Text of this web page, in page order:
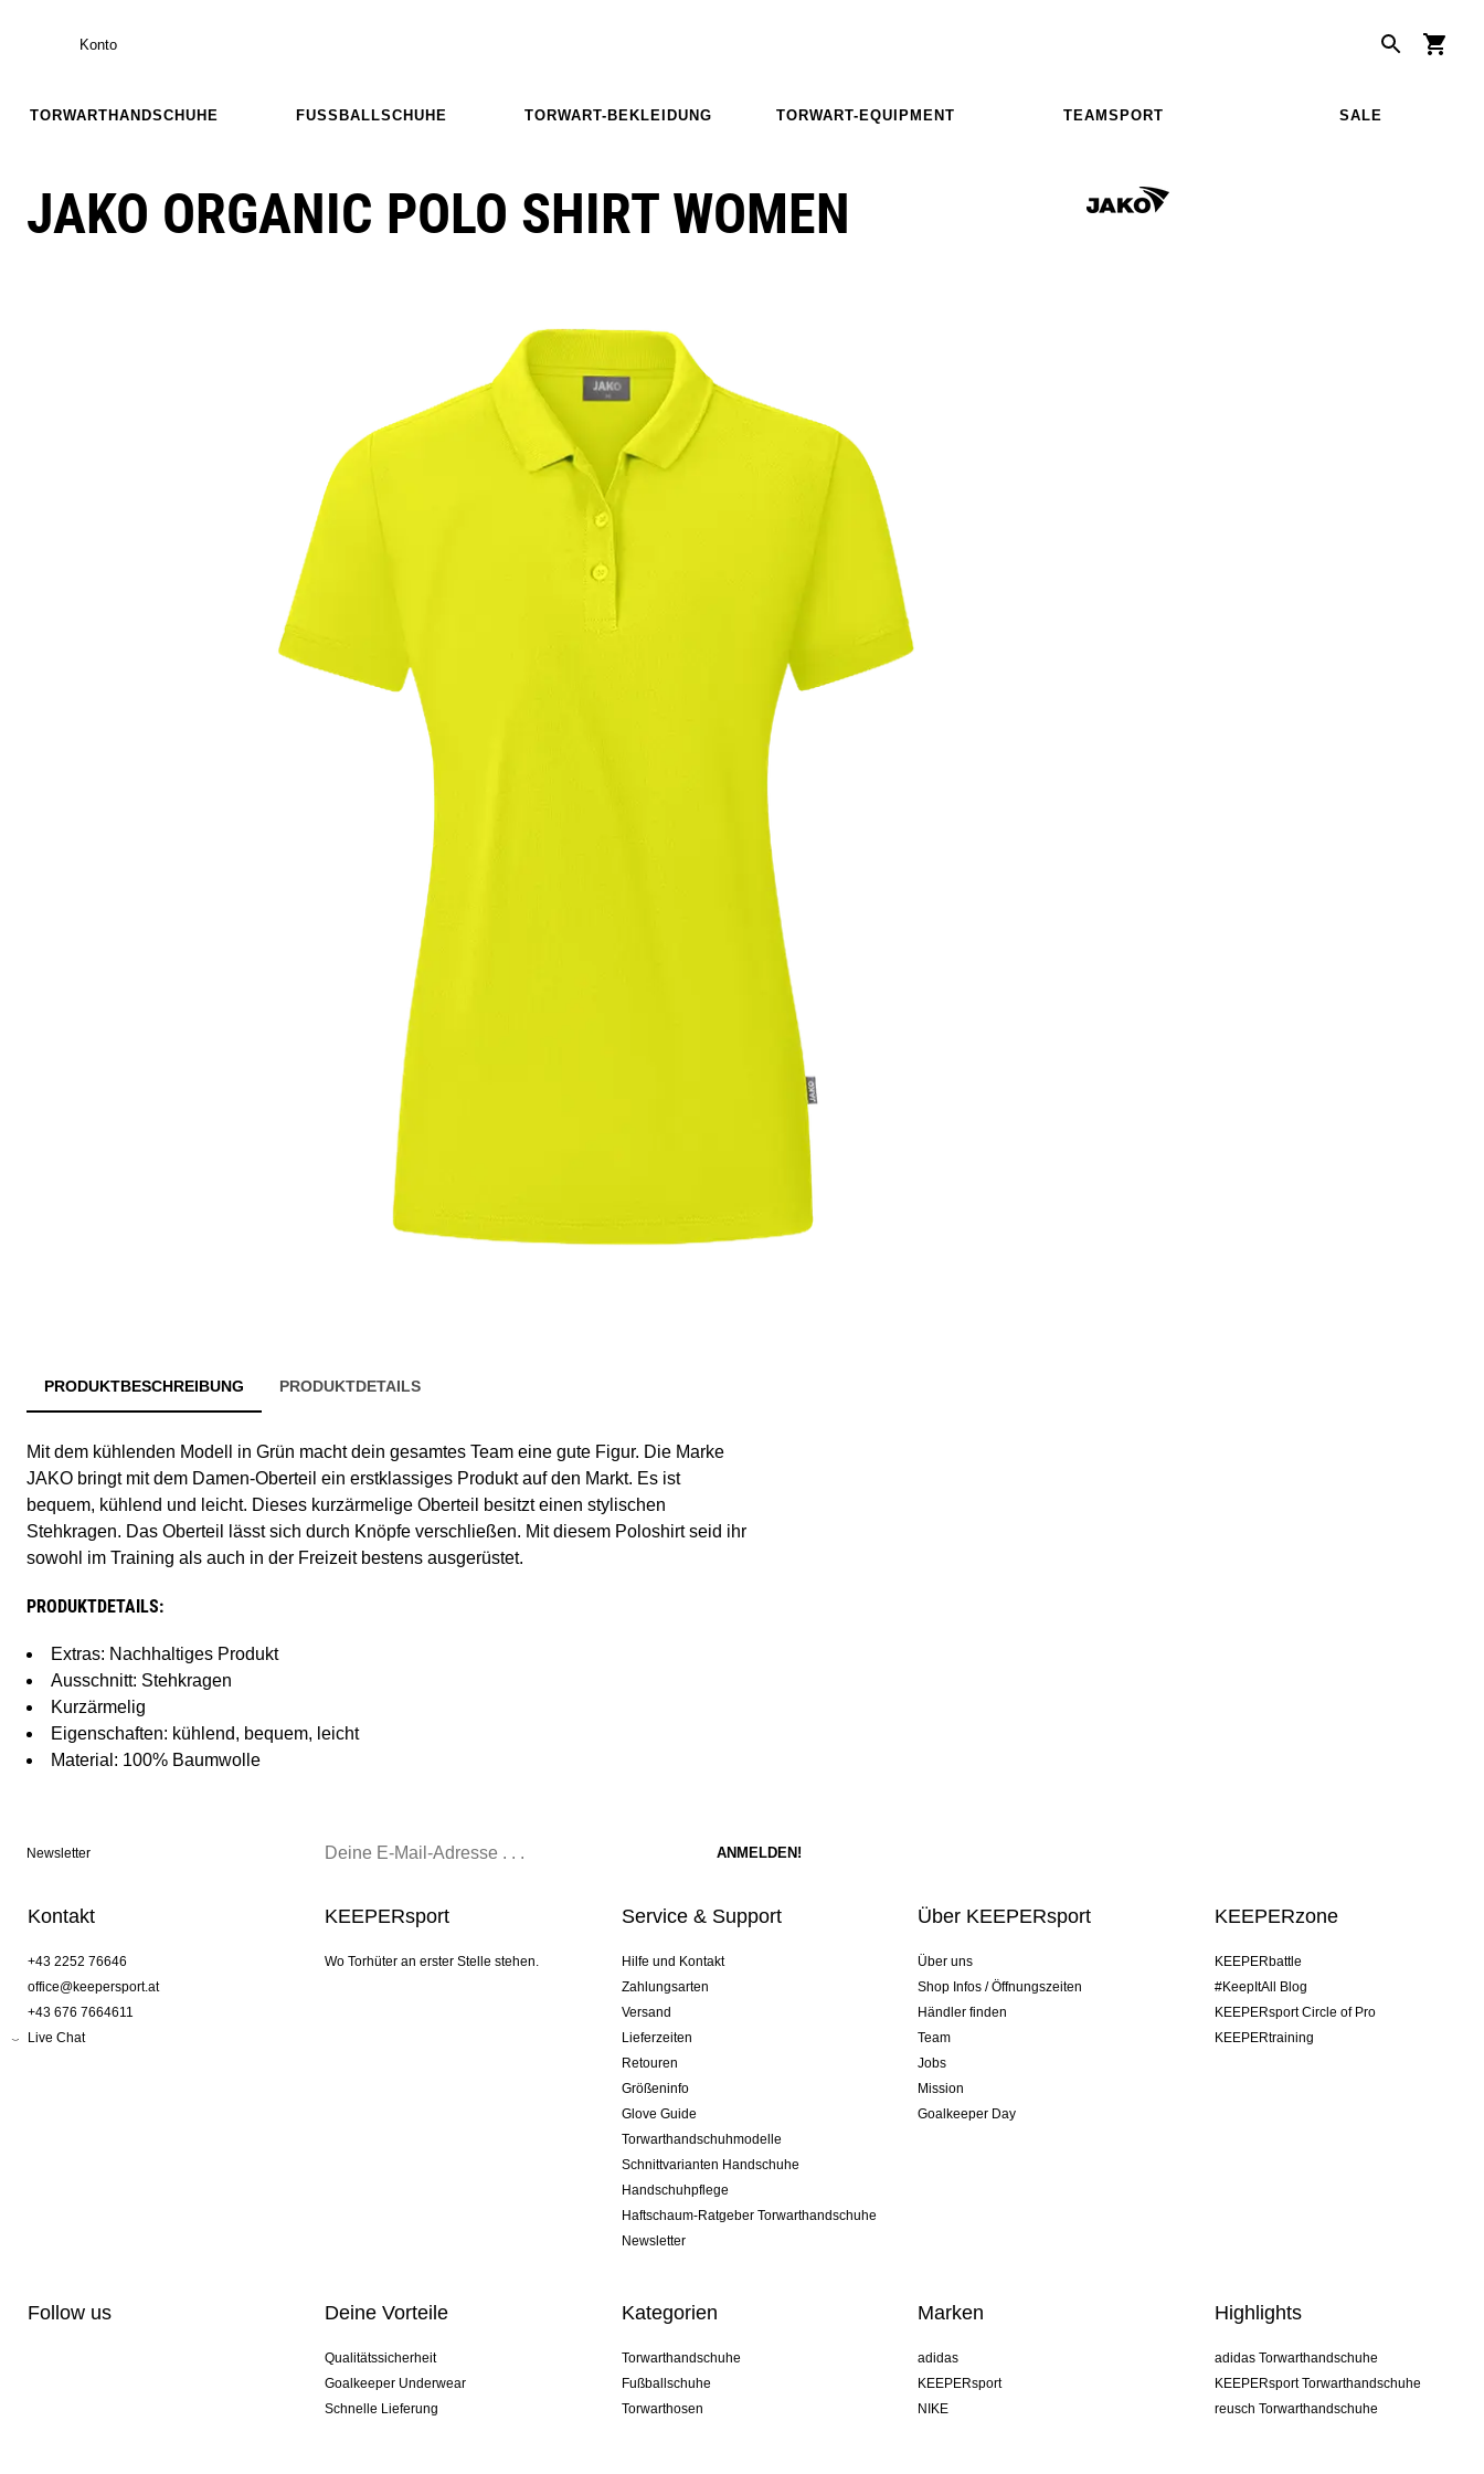
Konto
TORWARTHANDSCHUHE FUSSBALLSCHUHE TORWART-BEKLEIDUNG TORWART-EQUIPMENT TEAMSPORT SALE
JAKO ORGANIC POLO SHIRT WOMEN
PRODUKTBESCHREIBUNG PRODUKTDETAILS
Mit dem kühlenden Modell in Grün macht dein gesamtes Team eine gute Figur. Die Marke
JAKO bringt mit dem Damen-Oberteil ein erstklassiges Produkt auf den Markt. Es ist
bequem, kühlend und leicht. Dieses kurzärmelige Oberteil besitzt einen stylischen
Stehkragen. Das Oberteil lässt sich durch Knöpfe verschließen. Mit diesem Poloshirt seid ihr
sowohl im Training als auch in der Freizeit bestens ausgerüstet.
PRODUKTDETAILS:
Extras: Nachhaltiges Produkt
Ausschnitt: Stehkragen
Kurzärmelig
Eigenschaften: kühlend, bequem, leicht
Material: 100% Baumwolle
Newsletter
Kontakt
+43 2252 76646
office@keepersport.at
+43 676 7664611
Live Chat
KEEPERsport
Wo Torhüter an erster Stelle stehen.
Service & Support
Hilfe und Kontakt
Zahlungsarten
Versand
Lieferzeiten
Retouren
Größeninfo
Glove Guide
Torwarthandschuhmodelle
Schnittvarianten Handschuhe
Handschuhpflege
Haftschaum-Ratgeber Torwarthandschuhe
Newsletter
Über KEEPERsport
Über uns
Shop Infos / Öffnungszeiten
Händler finden
Team
Jobs
Mission
Goalkeeper Day
KEEPERzone
KEEPERbattle
#KeepItAll Blog
KEEPERsport Circle of Pro
KEEPERtraining
Follow us Deine Vorteile
Qualitätssicherheit
Goalkeeper Underwear
Schnelle Lieferung
Kategorien
Torwarthandschuhe
Fußballschuhe
Torwarthosen
Marken
adidas
KEEPERsport
NIKE
Highlights
adidas Torwarthandschuhe
KEEPERsport Torwarthandschuhe
reusch Torwarthandschuhe